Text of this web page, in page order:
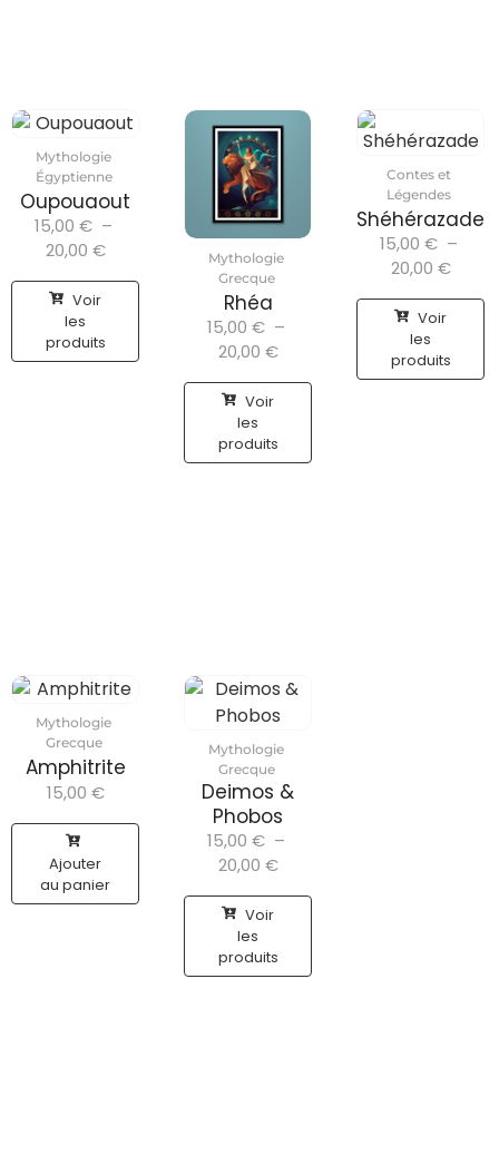
Mythologie
Égyptienne
Oupouaout
15,00 € –
20,00 €
Voir
les
produits
Mythologie
Grecque
Rhéa
15,00 € –
20,00 €
Voir
les
produits
Contes et
Légendes
Shéhérazade
15,00 € –
20,00 €
Voir
les
produits
Mythologie
Grecque
Amphitrite
15,00 €
Ajouter
au panier
Mythologie
Grecque
Deimos &
Phobos
15,00 € –
20,00 €
Voir
les
produits